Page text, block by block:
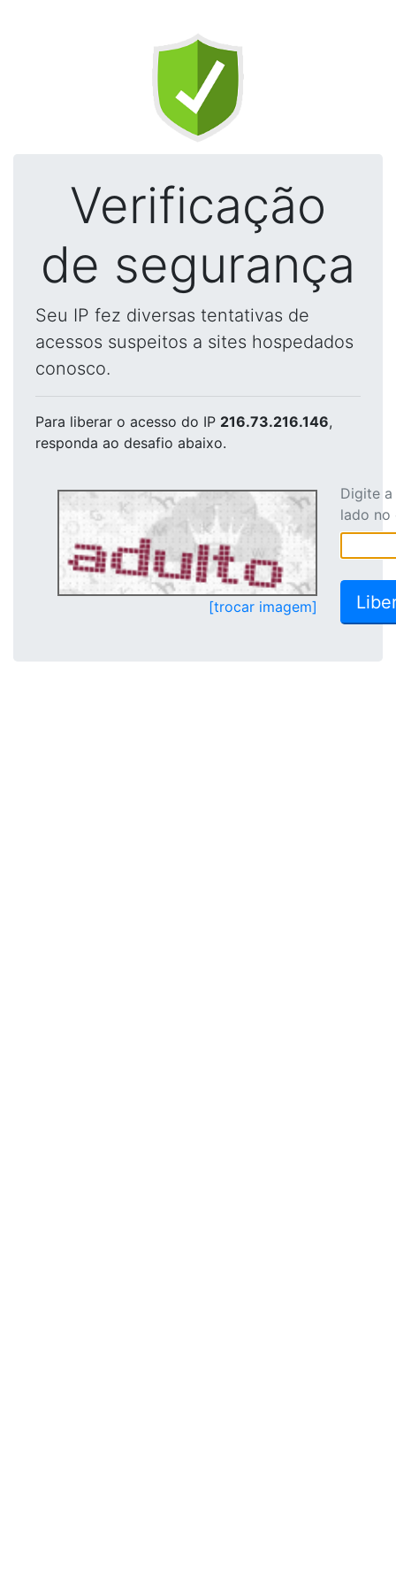
Verificação
de segurança
Seu IP fez diversas tentativas de
acessos suspeitos a sites hospedados
conosco.
Para liberar o acesso do IP 216.73.216.146,
responda ao desafio abaixo.
[trocar imagem]
Digite
lado no